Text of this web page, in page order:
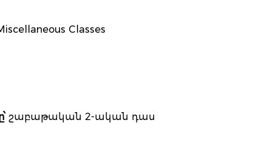
Classes
շաբաթական 2-ական դաս